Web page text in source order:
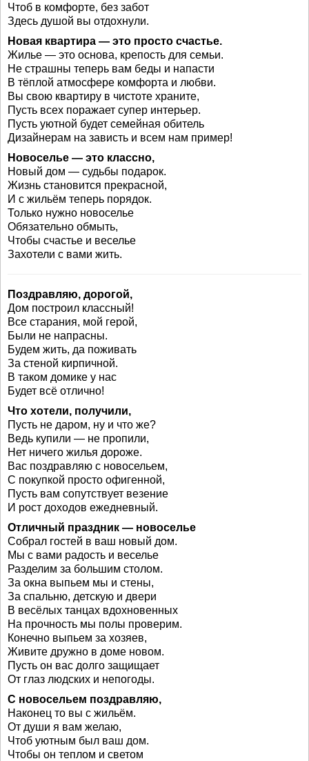
Чтоб в комфорте, без забот
Здесь душой вы отдохнули.
Новая квартира — это просто счастье.
Жилье — это основа, крепость для семьи.
Не страшны теперь вам беды и напасти
В тёплой атмосфере комфорта и любви.
Вы свою квартиру в чистоте храните,
Пусть всех поражает супер интерьер.
Пусть уютной будет семейная обитель
Дизайнерам на зависть и всем нам пример!
Новоселье — это классно,
Новый дом — судьбы подарок.
Жизнь становится прекрасной,
И с жильём теперь порядок.
Только нужно новоселье
Обязательно обмыть,
Чтобы счастье и веселье
Захотели с вами жить.
Поздравляю, дорогой,
Дом построил классный!
Все старания, мой герой,
Были не напрасны.
Будем жить, да поживать
За стеной кирпичной.
В таком домике у нас
Будет всё отлично!
Что хотели, получили,
Пусть не даром, ну и что же?
Ведь купили — не пропили,
Нет ничего жилья дороже.
Вас поздравляю с новосельем,
С покупкой просто офигенной,
Пусть вам сопутствует везение
И рост доходов ежедневный.
Отличный праздник — новоселье
Собрал гостей в ваш новый дом.
Мы с вами радость и веселье
Разделим за большим столом.
За окна выпьем мы и стены,
За спальню, детскую и двери
В весёлых танцах вдохновенных
На прочность мы полы проверим.
Конечно выпьем за хозяев,
Живите дружно в доме новом.
Пусть он вас долго защищает
От глаз людских и непогоды.
С новосельем поздравляю,
Наконец то вы с жильём.
От души я вам желаю,
Чтоб уютным был ваш дом.
Чтобы он теплом и светом